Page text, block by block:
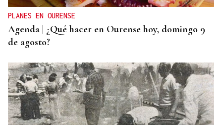
PLANES EN OURENSE
Agenda | ¿Qué hacer en Ourense hoy, domingo 9
de agosto?